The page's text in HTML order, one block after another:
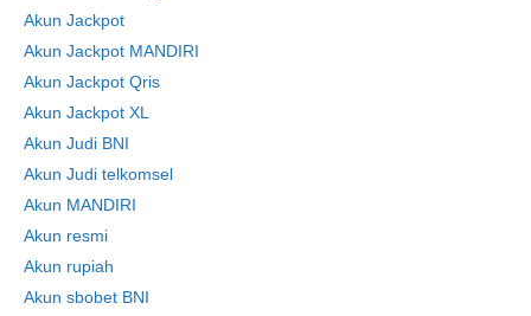
Akun Jackpot
Akun Jackpot MANDIRI
Akun Jackpot Qris
Akun Jackpot XL
Akun Judi BNI
Akun Judi telkomsel
Akun MANDIRI
Akun resmi
Akun rupiah
Akun sbobet BNI